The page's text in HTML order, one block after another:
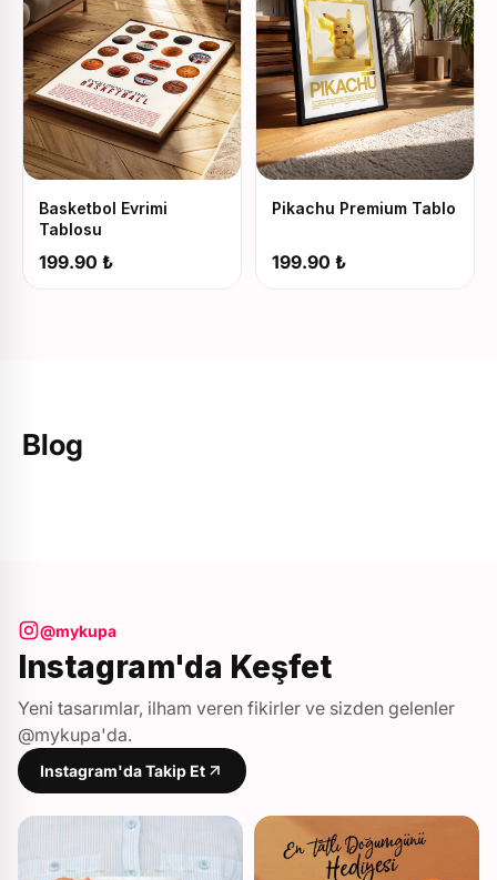
Basketbol Evrimi
Tablosu
199.90 ₺
Pikachu Premium Tablo
199.90 ₺
Bloghediye fikirlerini keşfedin.
@mykupa
Instagram'da Keşfet
Yeni tasarımlar, ilham veren fikirler ve sizden gelenler
@mykupa'da.
Instagram'da Takip Et